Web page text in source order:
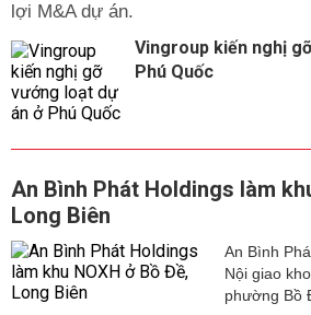
lợi M&A dự án.
Vingroup kiến nghị
Phú Quốc
An Bình Phát Holdings làm
Long Biên
An Bình
Nội giao
phường Bồ